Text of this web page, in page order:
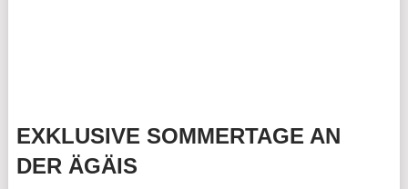
EXKLUSIVE SOMMERTAGE AN
DER ÄGÄIS